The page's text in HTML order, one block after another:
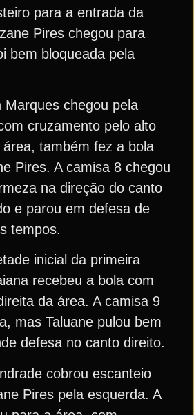
para a entrada da
Pires chegou para
bem bloqueada pela
Marques chegou pela
cruzamento pelo alto
também fez a bola
Pires. A camisa 8 chegou
na direção do canto
e parou em defesa de
tempos.
inicial da primeira
recebeu a bola com
da área. A camisa 9
mas Taluane pulou bem
defesa no canto direito.
cobrou escanteio
Pires pela esquerda. A